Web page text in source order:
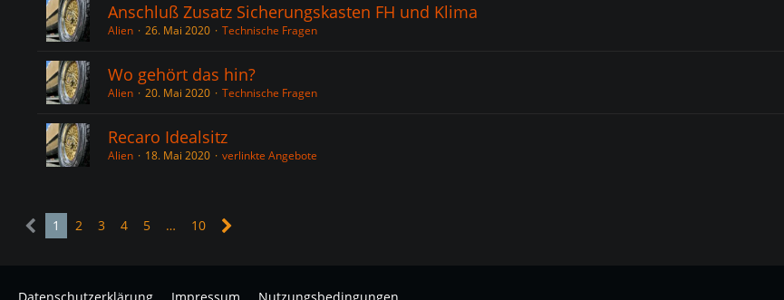
Anschluß Zusatz Sicherungskasten FH und Klima
Alien 26. Mai 2020 Technische Fragen
Wo gehört das hin?
Alien 20. Mai 2020 Technische Fragen
Recaro Idealsitz
Alien 18. Mai 2020 verlinkte Angebote
1 2 3 4 5 … 10